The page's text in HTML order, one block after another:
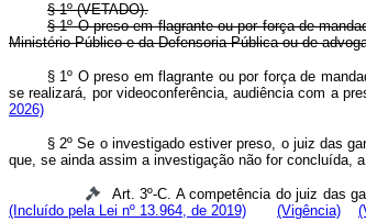
§ 1º (VETADO).
§ 1º O preso em flagrante ou por força de
Ministério Público e da Defensoria Pública ou de
§ 1º O preso em flagrante ou por força de
se realizará, por videoconferência, audiência com a
2026)
§ 2º Se o investigado estiver preso, o juiz das
que, se ainda assim a investigação não for concluída,
Art. 3º-C. A competência do juiz das
(Incluído pela Lei nº 13.964, de 2019)
(Vigência)